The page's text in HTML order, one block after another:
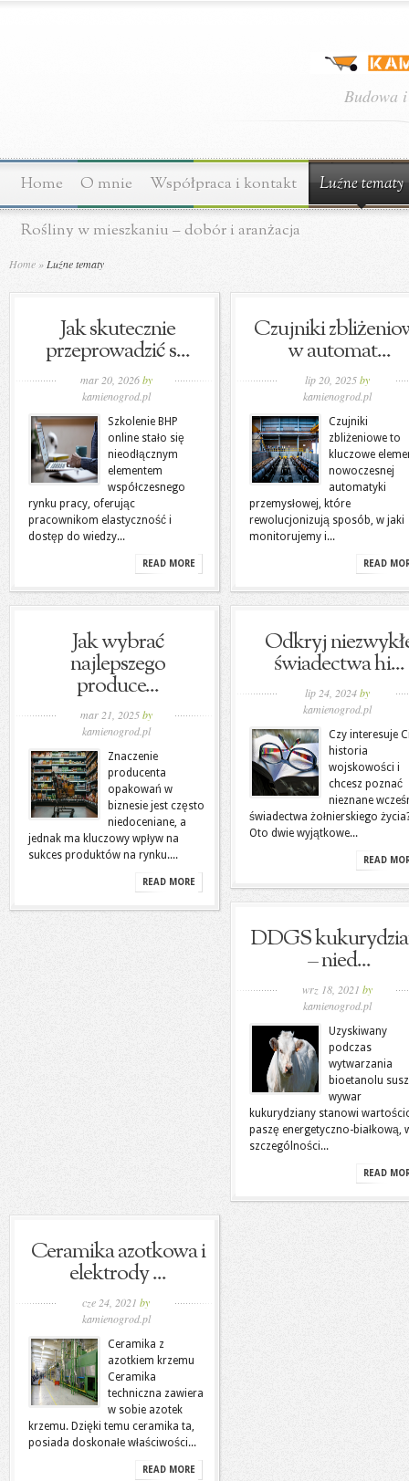
Budowa
Home O mnie Współpraca i kontakt Luźne tematy
Rośliny w mieszkaniu – dobór i aranżacja
Home » Luźne tematy
Jak skutecznie
przeprowadzić s...
mar 20, 2026by
kamienogrod.pl
Szkolenie BHP
online stało się
nieodłącznym
elementem
współczesnego
rynku pracy, oferując
pracownikom elastyczność i
dostęp do wiedzy...
READ MORE
Czujniki
w automat...
lip 20, 2025by
kamienogrod.pl
Czujniki
zbliżeniowe to
kluczowe
nowoczesnej
automatyki
przemysłowej, które
rewolucjonizują sposób, w jaki
monitorujemy i...
READ
Jak wybrać
najlepszego
produce...
mar 21, 2025by
kamienogrod.pl
Znaczenie
producenta
opakowań w
biznesie jest często
niedoceniane, a
jednak ma kluczowy wpływ na
sukces produktów na rynku....
READ MORE
Odkryj
świadectwa hi...
lip 24, 2024by
kamienogrod.pl
Czy interesuje
historia
wojskowości i
chcesz poznać
nieznane
świadectwa żołnierskiego
Oto dwie wyjątkowe...
READ
DDGS
– nied...
wrz 18, 2021 by
kamienogrod.pl
Uzyskiwany
podczas
wytwarzania
bioetanolu
wywar
kukurydziany stanowi
paszę energetyczno-białkową,
szczególności...
READ
Ceramika azotkowa i
elektrody ...
cze 24, 2021 by
kamienogrod.pl
Ceramika z
azotkiem krzemu
Ceramika
techniczna zawiera
w sobie azotek
krzemu. Dzięki temu ceramika ta,
posiada doskonałe właściwości...
READ MORE